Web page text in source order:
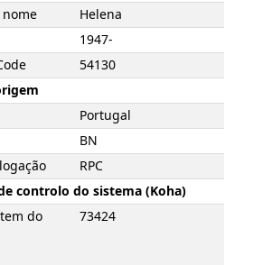
Helena
1947-
54130
Portugal
BN
RPC
controlo do sistema (Koha)
do
73424